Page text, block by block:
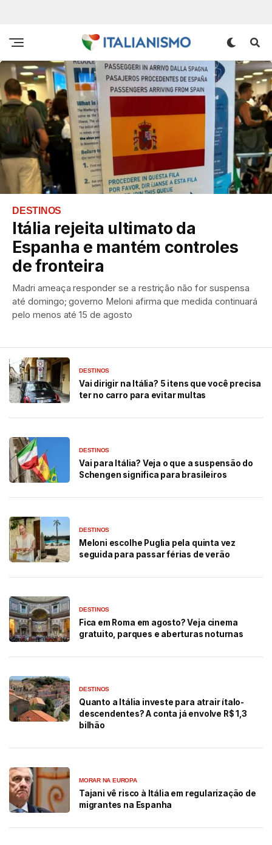
DESTINOS
Itália rejeita ultimato da
Espanha e mantém controles
de fronteira
Madri ameaça responder se a restrição não for suspensa
até domingo; governo Meloni afirma que medida continuará
pelo menos até 15 de agosto
DESTINOS
Vai dirigir na Itália? 5 itens que você precisa
ter no carro para evitar multas
DESTINOS
Vai para Itália? Veja o que a suspensão do
Schengen significa para brasileiros
DESTINOS
Meloni escolhe Puglia pela quinta vez
seguida para passar férias de verão
DESTINOS
Fica em Roma em agosto? Veja cinema
gratuito, parques e aberturas noturnas
DESTINOS
Quanto a Itália investe para atrair ítalo-
descendentes? A conta já envolve R$ 1,3
bilhão
MORAR NA EUROPA
Tajani vê risco à Itália em regularização de
migrantes na Espanha